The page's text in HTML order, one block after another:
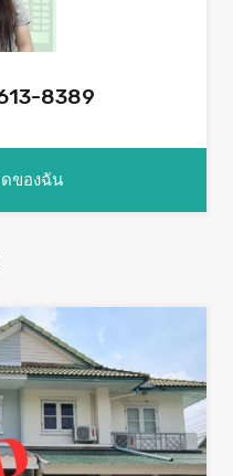
8389
ของฉัน